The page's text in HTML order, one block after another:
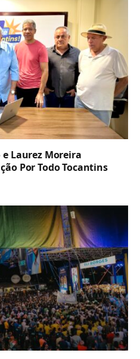
Laurez Moreira
Por Todo Tocantins